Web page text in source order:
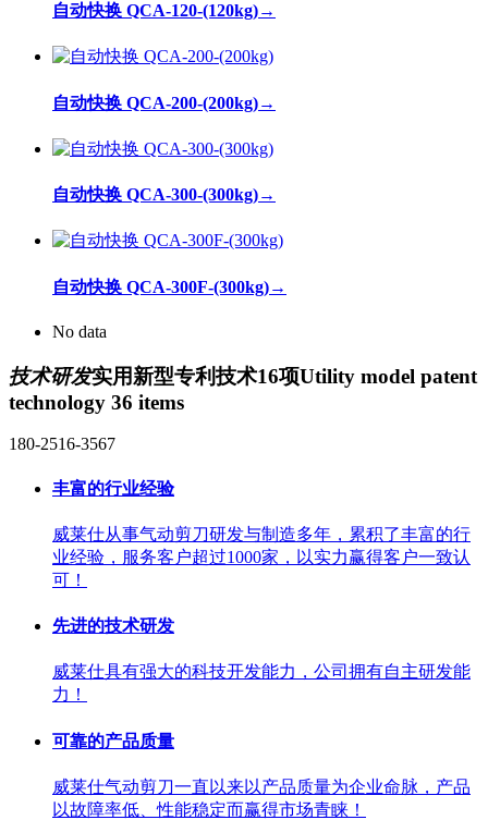
自动快换 QCA-120-(120kg)→
自动快换 QCA-200-(200kg)→
自动快换 QCA-300-(300kg)→
自动快换 QCA-300F-(300kg)→
No data
技术研发实用新型专利技术16项Utility model patent
technology 36 items
180-2516-3567
丰富的行业经验
威莱仕从事气动剪刀研发与制造多年，累积了丰富的行
业经验，服务客户超过1000家，以实力赢得客户一致认
可！
先进的技术研发
威莱仕具有强大的科技开发能力，公司拥有自主研发能
力！
可靠的产品质量
威莱仕气动剪刀一直以来以产品质量为企业命脉，产品
以故障率低、性能稳定而赢得市场青睐！